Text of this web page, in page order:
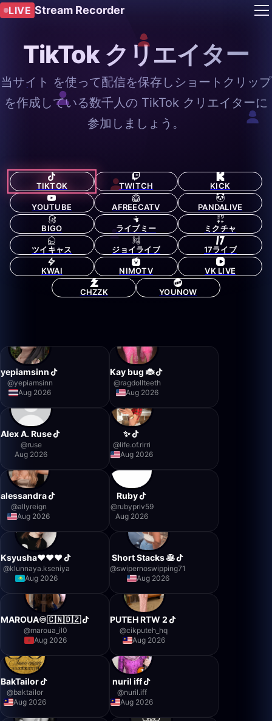
LIVE Stream Recorder
TikTok クリエイター
当サイト を使って配信を保存しショートクリップ
を作成している数千人の TikTok クリエイターに
参加しましょう。
TIKTOK TWITCH KICK
YOUTUBE AFREECATV PANDALIVE
BIGO ライブミー ミクチャ
ツイキャス ジョイライブ 17ライブ
KWAI NIMOTV VK LIVE
CHZZK YOUNOW
yepiamsinn
@yepiamsinn
Aug 2026
Kay bug 🐞
@ragdollteeth
Aug 2026
Alex A. Ruse
@ruse
Aug 2026
✨
@life.of.rirri
Aug 2026
alessandra
@allyreign
Aug 2026
Ruby
@rubypriv59
Aug 2026
Ksyusha❤️❤️❤️
@klunnaya.kseniya
Aug 2026
Short Stacks 🥞
@swipernoswipping71
Aug 2026
MAROUA♾️🇨🇳🇩🇿
@maroua_il0
Aug 2026
PUTEH RTW 2
@cikputeh_hq
Aug 2026
BakTailor
@baktailor
Aug 2026
nuril iff
@nuril.iff
Aug 2026